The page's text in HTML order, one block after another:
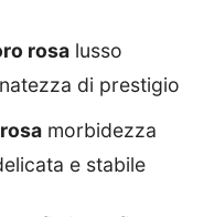
rosalusso
di prestigio
morbidezza
e stabile